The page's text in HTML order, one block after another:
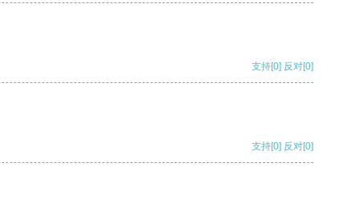
支持[0] 反对[0]
支持[0] 反对[0]